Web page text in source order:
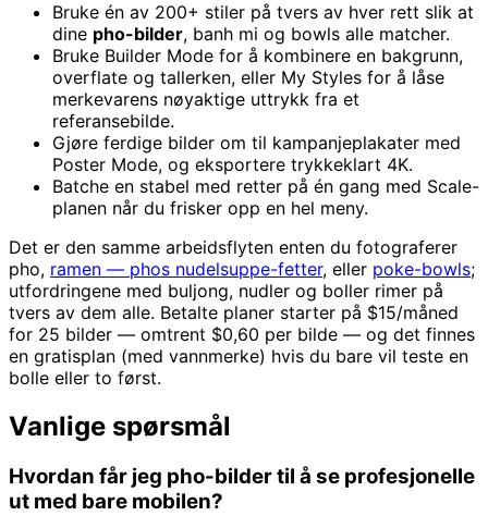
Bruke én av 200+ stiler på tvers av hver rett slik at
dine pho-bilder, banh mi og bowls alle matcher.
Bruke Builder Mode for å kombinere en bakgrunn,
overflate og tallerken, eller My Styles for å låse
merkevarens nøyaktige uttrykk fra et
referansebilde.
Gjøre ferdige bilder om til kampanjeplakater med
Poster Mode, og eksportere trykkeklart 4K.
Batche en stabel med retter på én gang med Scale-
planen når du frisker opp en hel meny.
Det er den samme arbeidsflyten enten du fotograferer
pho, ramen — phos nudelsuppe-fetter, eller poke-bowls;
utfordringene med buljong, nudler og boller rimer på
tvers av dem alle. Betalte planer starter på $15/måned
for 25 bilder — omtrent $0,60 per bilde — og det finnes
en gratisplan (med vannmerke) hvis du bare vil teste en
bolle eller to først.
Vanlige spørsmål
Hvordan får jeg pho-bilder til å se profesjonelle
ut med bare mobilen?